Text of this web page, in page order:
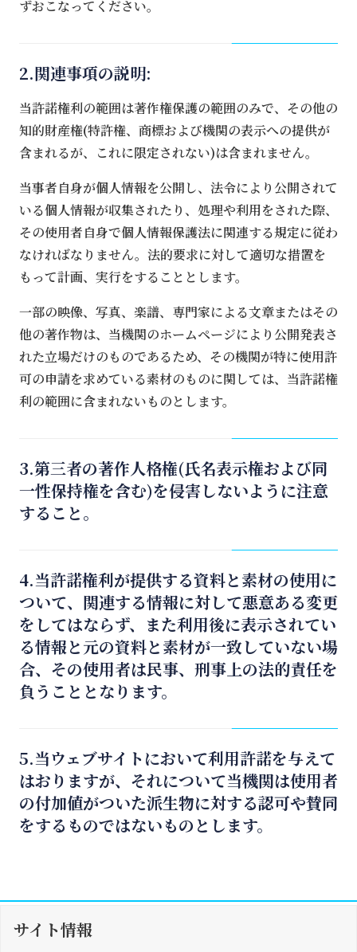
ずおこなってください。
2.関連事項の説明:
当許諾権利の範囲は著作権保護の範囲のみで、その他の
知的財産権(特許権、商標および機関の表示への提供が
含まれるが、これに限定されない)は含まれません。
当事者自身が個人情報を公開し、法令により公開されて
いる個人情報が収集されたり、処理や利用をされた際、
その使用者自身で個人情報保護法に関連する規定に従わ
なければなりません。法的要求に対して適切な措置を
もって計画、実行をすることとします。
一部の映像、写真、楽譜、専門家による文章またはその
他の著作物は、当機関のホームページにより公開発表さ
れた立場だけのものであるため、その機関が特に使用許
可の申請を求めている素材のものに関しては、当許諾権
利の範囲に含まれないものとします。
3.第三者の著作人格権(氏名表示権および同
一性保持権を含む)を侵害しないように注意
すること。
4.当許諾権利が提供する資料と素材の使用に
ついて、関連する情報に対して悪意ある変更
をしてはならず、また利用後に表示されてい
る情報と元の資料と素材が一致していない場
合、その使用者は民事、刑事上の法的責任を
負うこととなります。
5.当ウェブサイトにおいて利用許諾を与えて
はおりますが、それについて当機関は使用者
の付加値がついた派生物に対する認可や賛同
をするものではないものとします。
サイト情報